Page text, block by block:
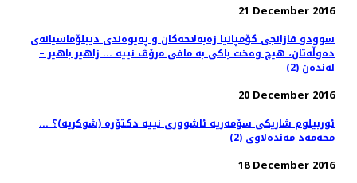
21 December 2016
سوودو قازانجی کۆمپانیا زه‌به‌لاحه‌کان و په‌یوه‌ندی دیبلۆماسیانه‌ی
ده‌وڵه‌تان، هیچ وه‌خت باکی به‌ مافی مرۆڤ نییه‌ ... زاهیر باهیر –
له‌نده‌ن (2)
20 December 2016
ئوربیلوم شاریکی سۆمەریە ئاشووری نییە دکتۆرە (شوکریە)؟ ...
محەمەد مەندەلاوی (2)
18 December 2016